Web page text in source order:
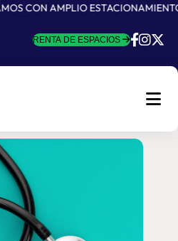
CON AMPLIO
RENTA DE ESPACIOS